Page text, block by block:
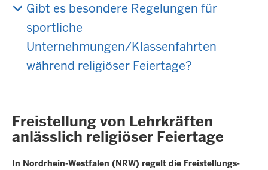
Gibt es besondere Regelungen für
sportliche
Unternehmungen/Klassenfahrten
während religiöser Feiertage?
Freistellung von Lehrkräften
anlässlich religiöser Feiertage
In Nordrhein-Westfalen (NRW) regelt die Freistellungs-